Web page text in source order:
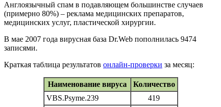
Англоязычный спам в подавляющем большинстве случаев
(примерно 80%) – реклама медицинских препаратов,
медицинских услуг, пластической хирургии.
В мае 2007 года вирусная база Dr.Web пополнилась 9474
записями.
Краткая таблица результатов онлайн-проверки за месяц:
Наименование вируса
Количество
VBS.Psyme.239
419